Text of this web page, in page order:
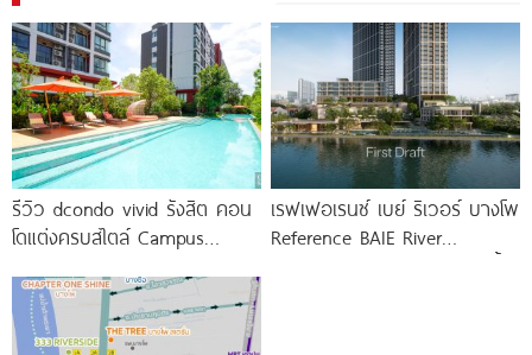
รีวิว dcondo vivid รังสิต คอน
โดแต่งครบสไตล์ Campus
พร้อมรับ-ส่ง
เรฟเฟอเรนซ์ เบย์ ริเวอร์ บางโพ
Reference BAIE River